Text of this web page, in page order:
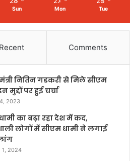
Sun Mon Tue
Recent Comments
नितिन गडकरी से मिले सीएम
मुद्दों पर हुई चर्चा
2023
का बढ़ा रहा देश में कद,
लोगों में सीएम धामी ने लगाई
1, 2024